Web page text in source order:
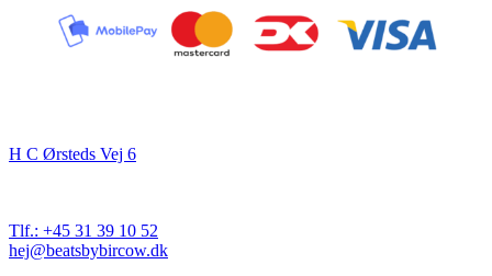
H C Ørsteds Vej 6
Tlf.: +45 31 39 10 52
hej@beatsbybircow.dk